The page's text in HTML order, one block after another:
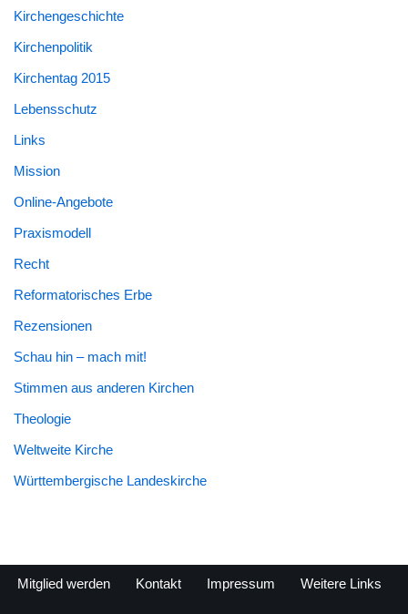
Kirchengeschichte
Kirchenpolitik
Kirchentag 2015
Lebensschutz
Links
Mission
Online-Angebote
Praxismodell
Recht
Reformatorisches Erbe
Rezensionen
Schau hin – mach mit!
Stimmen aus anderen Kirchen
Theologie
Weltweite Kirche
Württembergische Landeskirche
Mitglied werden Kontakt Impressum Weitere Links